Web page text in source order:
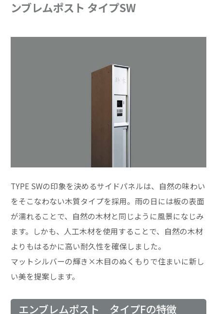
ンブレムポスト タイプSW
TYPE SWの印象を決めるサイドパネルは、自然の味わい
をそこなわない木質タイプを採用。雨の日には板の表面
が濡れることで、自然の木材と同じように風景になじみ
ます。しかも、人工木材を使用することで、自然の木材
よりもはるかに高い耐久性を確保しました。
マットシルバーの輝き×木目のぬくもりで住まいに新し
い美を提案します。
エンブレムポスト タイプFの特徴